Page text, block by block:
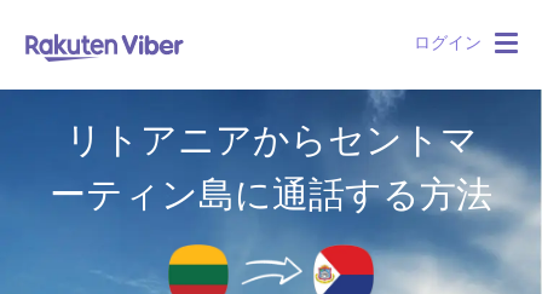
ログイン
リトアニアからセントマ
ーティン島に通話する方法